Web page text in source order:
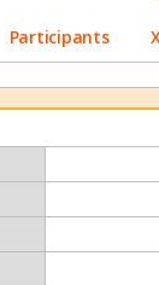
Participants